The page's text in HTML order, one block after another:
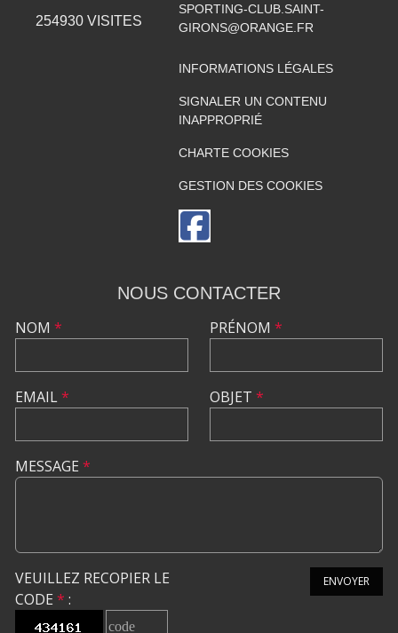
254930 VISITES
SPORTING-CLUB.SAINT-
GIRONS@ORANGE.FR
INFORMATIONS LÉGALES
SIGNALER UN CONTENU
INAPPROPRIÉ
CHARTE COOKIES
GESTION DES COOKIES
NOUS CONTACTER
NOM *
EMAIL*
PRÉNOM *
OBJET *
MESSAGE *
VEUILLEZ RECOPIER LE
CODE * :
ENVOYER